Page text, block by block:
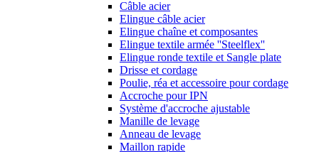
Câble acier
Elingue câble acier
Elingue chaîne et composantes
Elingue textile armée ''Steelflex''
Elingue ronde textile et Sangle plate
Drisse et cordage
Poulie, réa et accessoire pour cordage
Accroche pour IPN
Système d'accroche ajustable
Manille de levage
Anneau de levage
Maillon rapide